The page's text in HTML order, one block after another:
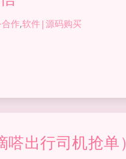
作,软件|源码购买
出行司机抢单）